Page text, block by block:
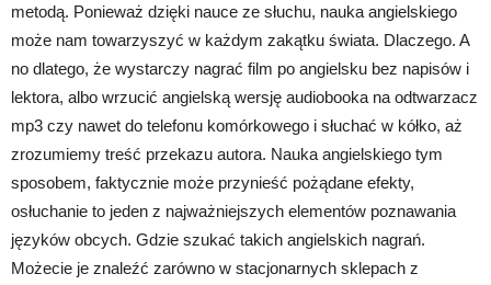
metodą. Ponieważ dzięki nauce ze słuchu, nauka angielskiego
może nam towarzyszyć w każdym zakątku świata. Dlaczego. A
no dlatego, że wystarczy nagrać film po angielsku bez napisów i
lektora, albo wrzucić angielską wersję audiobooka na odtwarzacz
mp3 czy nawet do telefonu komórkowego i słuchać w kółko, aż
zrozumiemy treść przekazu autora. Nauka angielskiego tym
sposobem, faktycznie może przynieść pożądane efekty,
osłuchanie to jeden z najważniejszych elementów poznawania
języków obcych. Gdzie szukać takich angielskich nagrań.
Możecie je znaleźć zarówno w stacjonarnych sklepach z